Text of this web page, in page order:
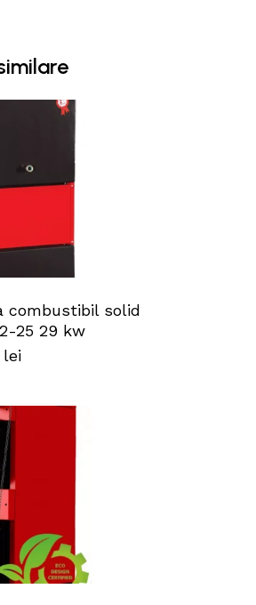
combustibil solid
25 29 kw
lei